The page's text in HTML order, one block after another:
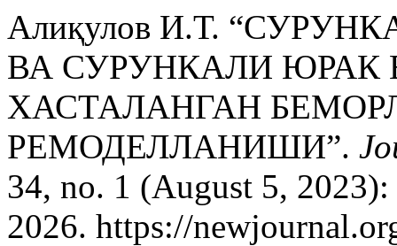
Алиқулов И.Т.
ВА СУРУНКАЛИ
ХАСТАЛАНГАН
РЕМОДЕЛЛАНИШИ”.
34, no. 1 (August 5,
2026. https://